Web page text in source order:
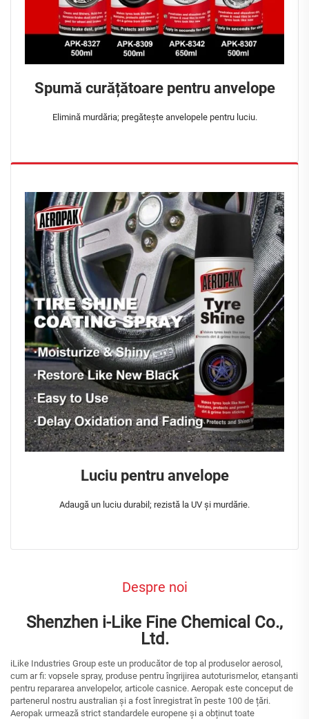
Spumă curățătoare pentru anvelope
Elimină murdăria; pregătește anvelopele pentru luciu.
Luciu pentru anvelope
Adaugă un luciu durabil; rezistă la UV și murdărie.
Despre noi
Shenzhen i-Like Fine Chemical Co.,
Ltd.
iLike Industries Group este un producător de top al produselor aerosol,
cum ar fi: vopsele spray, produse pentru îngrijirea autoturismelor, etanșanti
pentru repararea anvelopelor, articole casnice. Aeropak este conceput de
partenerul nostru australian și a fost înregistrat în peste 100 de țări.
Aeropak urmează strict standardele europene și a obținut toate